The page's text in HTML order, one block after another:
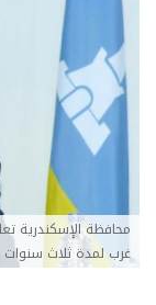
غرب لمدة ثلاث سنوات